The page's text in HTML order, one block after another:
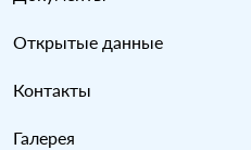
Открытые данные
Контакты
Галерея